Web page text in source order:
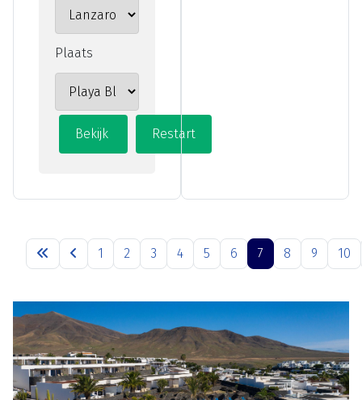
Plaats
1 2 3 4 5 6 7 8 9 10